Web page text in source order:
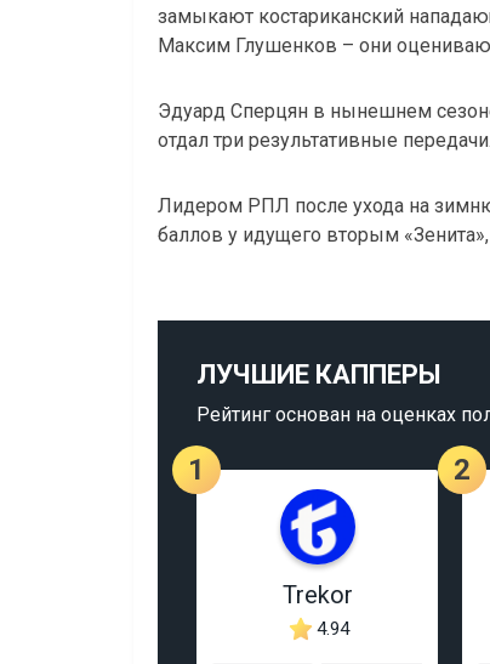
замыкают костариканский
Максим Глушенков – они
Эдуард Сперцян в нынешнем
отдал три результативные передачи.
Лидером РПЛ после ухода на
баллов у идущего вторым
ЛУЧШИЕ КАППЕРЫ
Рейтинг основан на оценках
1
Trekor
4.94
2